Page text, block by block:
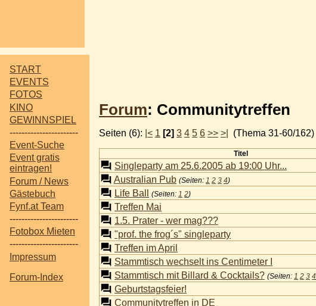
START
EVENTS
FOTOS
KINO
GEWINNSPIEL
-----------------------
Event-Suche
Event gratis
eintragen!
Forum / News
Gästebuch
Fynf.at Team
-----------------------
Fotobox Mieten
-----------------------
Impressum
Forum-Index
Forum: Communitytreffen
Seiten (6): |< 1 [2] 3 4 5 6 >> >| (Thema 31-60/162)
Titel
Singleparty am 25.6.2005 ab 19:00 Uhr...
Australian Pub (Seiten: 1 2 3 4)
Life Ball (Seiten: 1 2)
Treffen Mai
1.5. Prater - wer mag???
"prof. the frog´s" singleparty
Treffen im April
Stammtisch wechselt ins Centimeter I
Stammtisch mit Billard & Cocktails? (Seiten: 1 2 3 4
Geburtstagsfeier!
Communitytreffen in DE